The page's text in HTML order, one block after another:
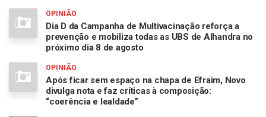
OPINIÃO
Dia D da Campanha de Multivacinação reforça a
prevenção e mobiliza todas as UBS de Alhandra no
próximo dia 8 de agosto
OPINIÃO
Após ficar sem espaço na chapa de Efraim, Novo
divulga nota e faz críticas à composição:
“coerência e lealdade”